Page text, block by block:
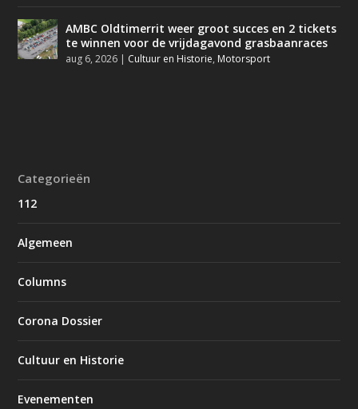
AMBC Oldtimerrit weer groot succes en 2 tickets
te winnen voor de vrijdagavond grasbaanraces
aug 6, 2026 | Cultuur en Historie, Motorsport
Categorieën
112
Algemeen
Columns
Corona Dossier
Cultuur en Historie
Evenementen